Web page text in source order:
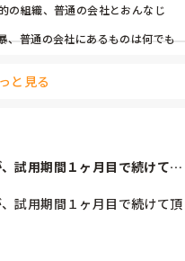
の組織、普通の会社とおんなじ
、普通の会社にあるものは何でも
たもんじゃありませんよね。打
と見る
試用期間１ヶ月目で続けて頂
試用期間１ヶ月目で続けて頂